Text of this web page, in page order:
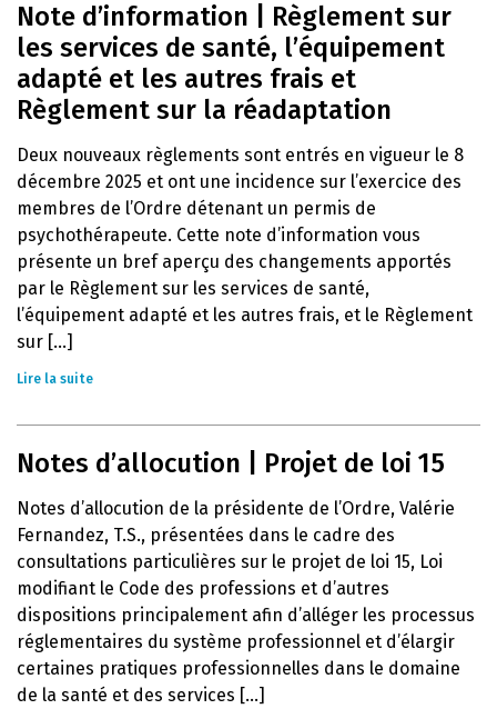
Note d’information | Règlement sur
les services de santé, l’équipement
adapté et les autres frais et
Règlement sur la réadaptation
Deux nouveaux règlements sont entrés en vigueur le 8
décembre 2025 et ont une incidence sur l’exercice des
membres de l’Ordre détenant un permis de
psychothérapeute. Cette note d’information vous
présente un bref aperçu des changements apportés
par le Règlement sur les services de santé,
l’équipement adapté et les autres frais, et le Règlement
sur [...]
Lire la suite
Notes d’allocution | Projet de loi 15
Notes d’allocution de la présidente de l’Ordre, Valérie
Fernandez, T.S., présentées dans le cadre des
consultations particulières sur le projet de loi 15, Loi
modifiant le Code des professions et d’autres
dispositions principalement afin d’alléger les processus
réglementaires du système professionnel et d’élargir
certaines pratiques professionnelles dans le domaine
de la santé et des services [...]